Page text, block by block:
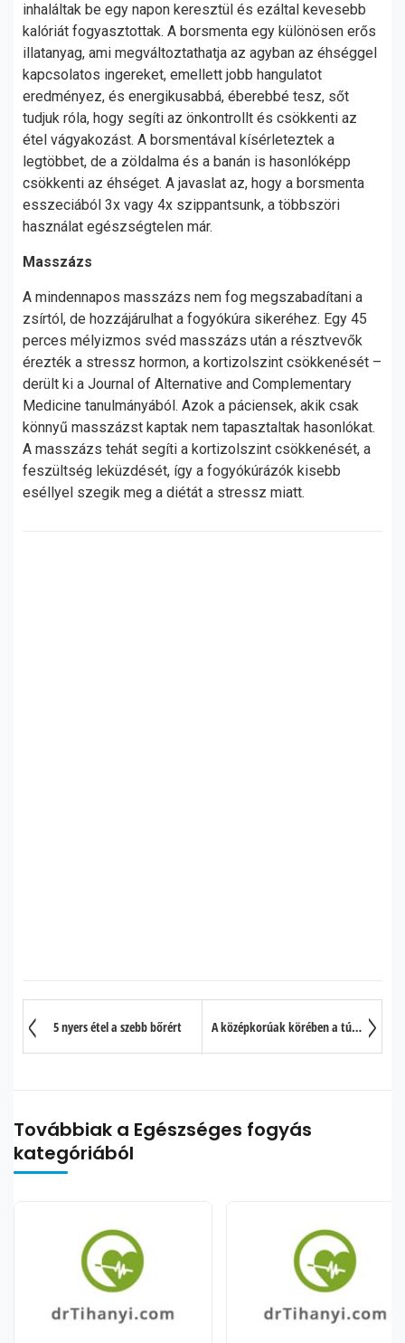
inhaláltak be egy napon keresztül és ezáltal kevesebb
kalóriát fogyasztottak. A borsmenta egy különösen erős
illatanyag, ami megváltoztathatja az agyban az éhséggel
kapcsolatos ingereket, emellett jobb hangulatot
eredményez, és energikusabbá, éberebbé tesz, sőt
tudjuk róla, hogy segíti az önkontrollt és csökkenti az
étel vágyakozást. A borsmentával kísérleteztek a
legtöbbet, de a zöldalma és a banán is hasonlóképp
csökkenti az éhséget. A javaslat az, hogy a borsmenta
esszeciából 3x vagy 4x szippantsunk, a többszöri
használat egészségtelen már.
Masszázs
A mindennapos masszázs nem fog megszabadítani a
zsírtól, de hozzájárulhat a fogyókúra sikeréhez. Egy 45
perces mélyizmos svéd masszázs után a résztvevők
érezték a stressz hormon, a kortizolszint csökkenését –
derült ki a Journal of Alternative and Complementary
Medicine tanulmányából. Azok a páciensek, akik csak
könnyű masszázst kaptak nem tapasztaltak hasonlókat.
A masszázs tehát segíti a kortizolszint csökkenését, a
feszültség leküzdését, így a fogyókúrázók kisebb
eséllyel szegik meg a diétát a stressz miatt.
5 nyers étel a szebb bőrért A középkorúak körében a túlzott alkoholfogyasztás növeli a stroke kockázatát
Továbbiak a Egészséges fogyás
kategóriából